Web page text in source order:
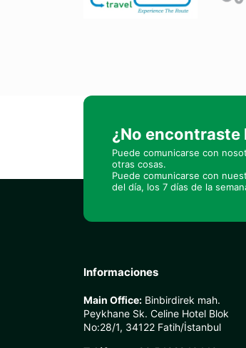
¿No encontraste
Puede comunicarse con
otras cosas.
Puede comunicarse con
del día, los 7 días de la
Informaciones
Main Office: Binbirdirek mah.
Peykhane Sk. Celine Hotel Blok
No:28/1, 34122 Fatih/İstanbul